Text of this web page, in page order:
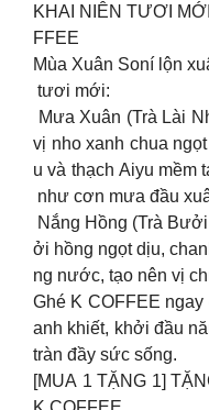
KHAI NIÊN TƯƠI
FFEE
Mùa Xuân Soní lộn
tươi mới:
Mưa Xuân (Trà Lài
vị nho xanh chua
u và thạch Aiyu mềm
như cơn mưa đầu
Nắng Hồng (Trà
ởi hồng ngọt dịu,
ng nước, tạo nên vị
Ghé K COFFEE
anh khiết, khởi đầu
tràn đầy sức sống.
[MUA 1 TẶNG 1]